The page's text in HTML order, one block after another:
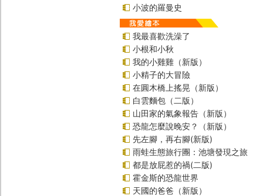
小波的羅曼史
我最喜歡洗澡了
小根和小秋
我的小雞雞（新版）
小精子的大冒險
在圓木橋上搖晃（新版）
白雲麵包（二版）
山田家的氣象報告（新版）
恐龍怎麼說晚安？（新版）
先左腳，再右腳(新版)
雨蛙生態旅行團：池塘發現之旅
都是放屁惹的禍(二版)
霍金斯的恐龍世界
天國的爸爸（新版）